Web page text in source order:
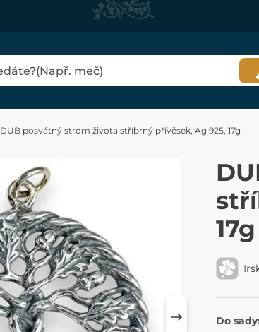
DUB posvátný strom života stříbrný přívěsek, Ag 925, 17g
17g
Do sady: